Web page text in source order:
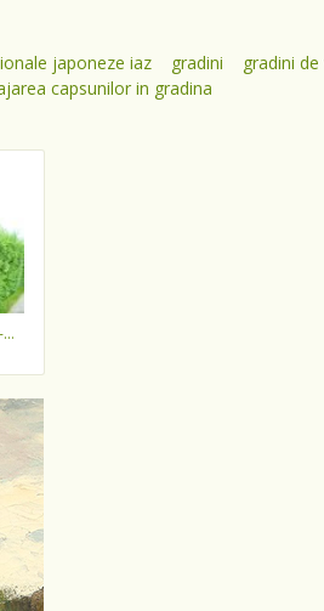
japoneze iaz gradini gradini de
capsunilor in gradina